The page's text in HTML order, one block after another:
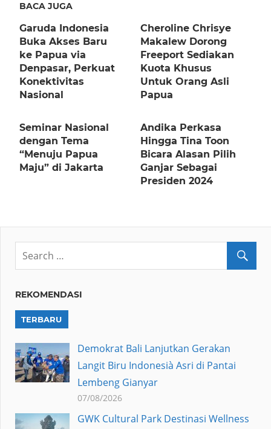
BACA JUGA
Garuda Indonesia
Buka Akses Baru
ke Papua via
Denpasar, Perkuat
Konektivitas
Nasional
Cheroline Chrisye
Makalew Dorong
Freeport Sediakan
Kuota Khusus
Untuk Orang Asli
Papua
Seminar Nasional
dengan Tema
“Menuju Papua
Maju” di Jakarta
Andika Perkasa
Hingga Tina Toon
Bicara Alasan Pilih
Ganjar Sebagai
Presiden 2024
REKOMENDASI
TERBARU
Demokrat Bali Lanjutkan Gerakan
Langit Biru Indonesià Asri di Pantai
Lembeng Gianyar
07/08/2026
GWK Cultural Park Destinasi Wellness